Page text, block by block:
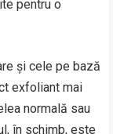
pentru o
și cele pe bază
exfoliant mai
normală sau
în schimb, este